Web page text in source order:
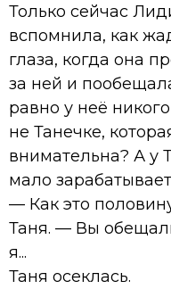
Только сейчас
вспомнила, как
глаза, когда она
за ней и
равно у неё
не Танечке,
внимательна? А у
мало
— Как это
Таня. — Вы
я...
Таня осеклась.